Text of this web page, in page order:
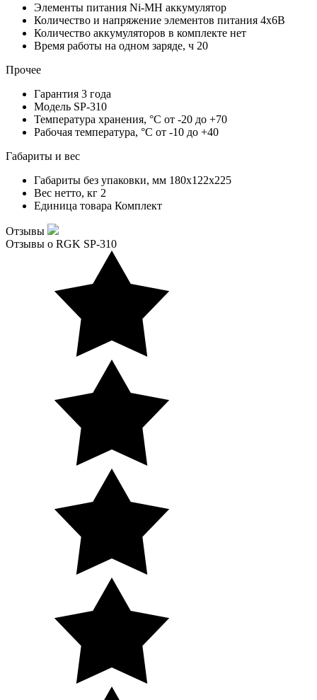
Элементы питания Ni-MH аккумулятор
Количество и напряжение элементов питания 4х6В
Количество аккумуляторов в комплекте нет
Время работы на одном заряде, ч 20
Прочее
Гарантия 3 года
Модель SP-310
Температура хранения, °С от -20 до +70
Рабочая температура, °С от -10 до +40
Габариты и вес
Габариты без упаковки, мм 180x122x225
Вес нетто, кг 2
Единица товара Комплект
Отзывы
Отзывы о RGK SP-310